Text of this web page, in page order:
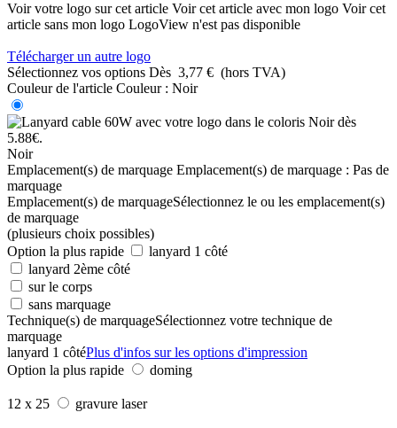
Voir votre logo sur cet article Voir cet article avec mon logo Voir cet
article sans mon logo LogoView n'est pas disponible
Télécharger un autre logo
Sélectionnez vos options Dès 3,77 € (hors TVA)
Couleur de l'article Couleur : Noir
Noir
Emplacement(s) de marquage Emplacement(s) de marquage : Pas de
marquage
Emplacement(s) de marquageSélectionnez le ou les emplacement(s)
de marquage
(plusieurs choix possibles)
Option la plus rapide
lanyard 1 côté
lanyard 2ème côté
sur le corps
sans marquage
Technique(s) de marquageSélectionnez votre technique de
marquage
lanyard 1 côtéPlus d'infos sur les options d'impression
Option la plus rapide
doming
12 x 25 gravure laser